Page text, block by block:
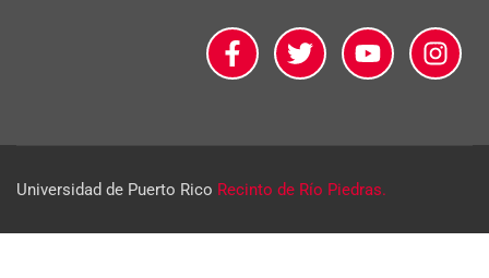
Universidad de Puerto Rico Recinto de Río Piedras.